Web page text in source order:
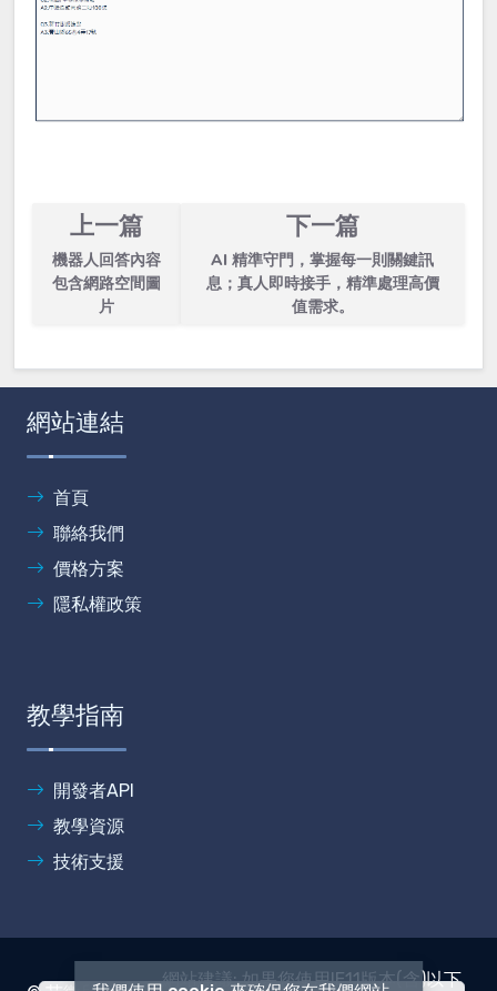
上一篇
機器人回答內容
包含網路空間圖
片
下一篇
AI 精準守門，掌握每一則關鍵訊
息；真人即時接手，精準處理高價
值需求。
網站連結
首頁
聯絡我們
價格方案
隱私權政策
教學指南
開發者API
教學資源
技術支援
網站建議: 如果您使用IE11版本(含)以下